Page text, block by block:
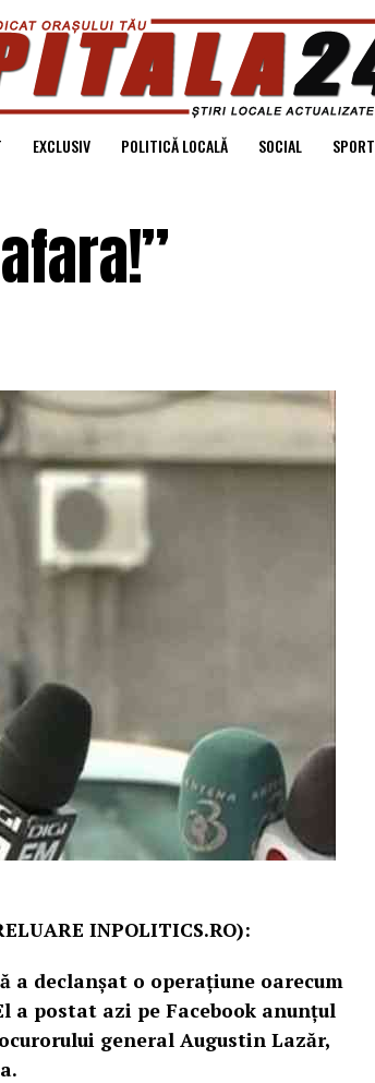
EXCLUSIV POLITICĂ LOCALĂ SOCIAL SPORT
INPOLITICS.RO):
a declanșat o operațiune oarecum
a postat azi pe Facebook anunțul
general Augustin Lazăr,